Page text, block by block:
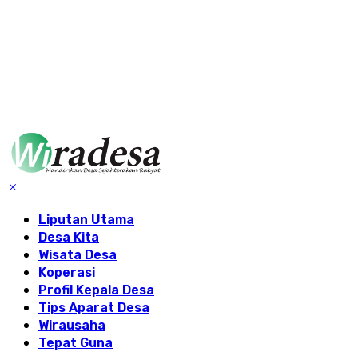
Liputan Utama
Desa Kita
Wisata Desa
Koperasi
Profil Kepala Desa
Tips Aparat Desa
Wirausaha
Tepat Guna